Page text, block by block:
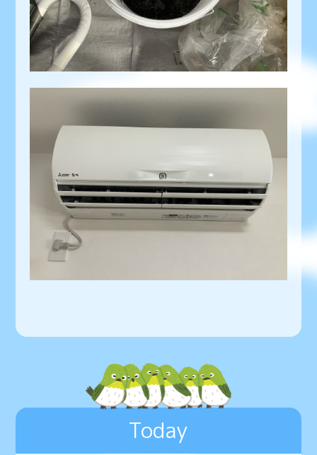
Today